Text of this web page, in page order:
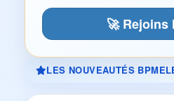
🚀 Rejoins
LES NOUVEAUTÉS